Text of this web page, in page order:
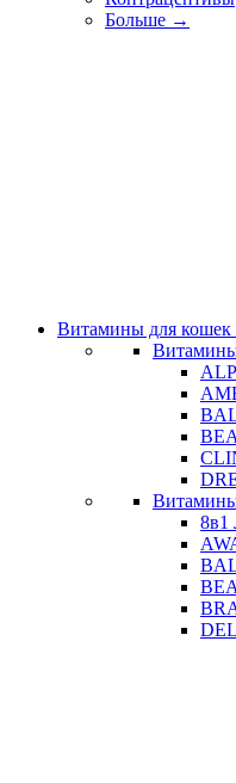
Больше →
Витамины для кошек
8в1